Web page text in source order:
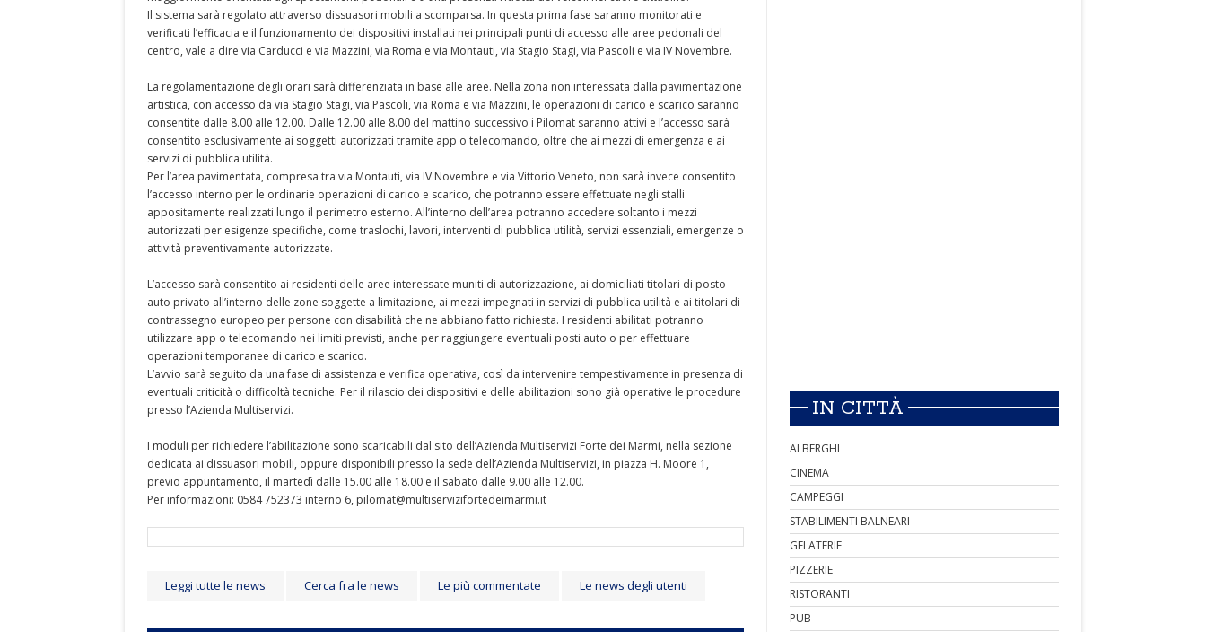
Il sistema sarà regolato attraverso dissuasori mobili a scomparsa. In questa prima fase saranno monitorati e
verificati l’efficacia e il funzionamento dei dispositivi installati nei principali punti di accesso alle aree pedonali del
centro, vale a dire via Carducci e via Mazzini, via Roma e via Montauti, via Stagio Stagi, via Pascoli e via IV Novembre.
La regolamentazione degli orari sarà differenziata in base alle aree. Nella zona non interessata dalla pavimentazione
artistica, con accesso da via Stagio Stagi, via Pascoli, via Roma e via Mazzini, le operazioni di carico e scarico saranno
consentite dalle 8.00 alle 12.00. Dalle 12.00 alle 8.00 del mattino successivo i Pilomat saranno attivi e l’accesso sarà
consentito esclusivamente ai soggetti autorizzati tramite app o telecomando, oltre che ai mezzi di emergenza e ai
servizi di pubblica utilità.
Per l’area pavimentata, compresa tra via Montauti, via IV Novembre e via Vittorio Veneto, non sarà invece consentito
l’accesso interno per le ordinarie operazioni di carico e scarico, che potranno essere effettuate negli stalli
appositamente realizzati lungo il perimetro esterno. All’interno dell’area potranno accedere soltanto i mezzi
autorizzati per esigenze specifiche, come traslochi, lavori, interventi di pubblica utilità, servizi essenziali, emergenze o
attività preventivamente autorizzate.
L’accesso sarà consentito ai residenti delle aree interessate muniti di autorizzazione, ai domiciliati titolari di posto
auto privato all’interno delle zone soggette a limitazione, ai mezzi impegnati in servizi di pubblica utilità e ai titolari di
contrassegno europeo per persone con disabilità che ne abbiano fatto richiesta. I residenti abilitati potranno
utilizzare app o telecomando nei limiti previsti, anche per raggiungere eventuali posti auto o per effettuare
operazioni temporanee di carico e scarico.
L’avvio sarà seguito da una fase di assistenza e verifica operativa, così da intervenire tempestivamente in presenza di
eventuali criticità o difficoltà tecniche. Per il rilascio dei dispositivi e delle abilitazioni sono già operative le procedure
presso l’Azienda Multiservizi.
I moduli per richiedere l’abilitazione sono scaricabili dal sito dell’Azienda Multiservizi Forte dei Marmi, nella sezione
dedicata ai dissuasori mobili, oppure disponibili presso la sede dell’Azienda Multiservizi, in piazza H. Moore 1,
previo appuntamento, il martedì dalle 15.00 alle 18.00 e il sabato dalle 9.00 alle 12.00.
Per informazioni: 0584 752373 interno 6, pilomat@multiservizifortedeimarmi.it
Leggi tutte le news Cerca fra le news Le più commentate Le news degli utenti
IN CITTÀ
ALBERGHI
CINEMA
CAMPEGGI
STABILIMENTI BALNEARI
GELATERIE
PIZZERIE
RISTORANTI
PUB